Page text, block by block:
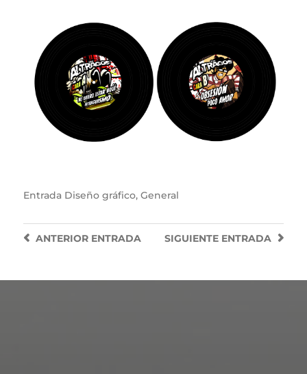
Entrada Diseño gráfico, General
SIGUIENTE ENTRADA
ANTERIORENTRADA